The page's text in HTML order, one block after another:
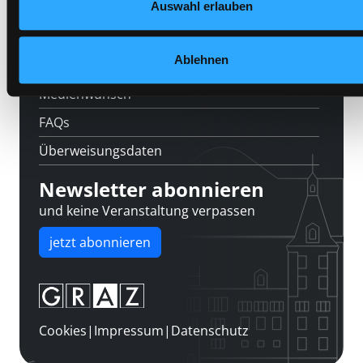
Auswahl erlauben
Ablehnen
Über uns
Medienwunsch
FAQs
Überweisungsdaten
Newsletter abonnieren
und keine Veranstaltung verpassen
jetzt abonnieren
Cookies| Impressum| Datenschutz